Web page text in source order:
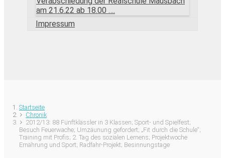
am 21.6.22 ab 18.00 ….
Impressum
Startseite
Chronik
2012/13: 88 Fünftklässler in 3 Klassen; Sport- und Spielfest;
Besuch Feuerwache; Umzäunung gefordert; „Fit durch die Schule“;
Training mit Profis; 2. Tag des sozialen Lernens; Projektwoche
Ernährung und Sport; Radfahr-Projekt; Besinnungstage